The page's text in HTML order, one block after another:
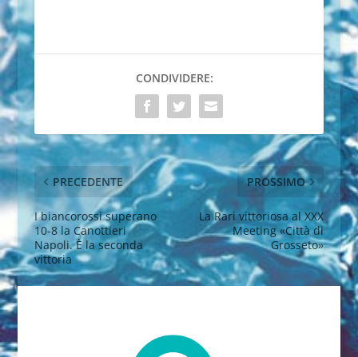
CONDIVIDERE:
PRECEDENTE
I biancorossi superano
10-8 la Canottieri
Napoli. È la seconda
vittoria
PROSSIMO
La Rari vittoriosa al XXX
Meeting «Città di
Grosseto»